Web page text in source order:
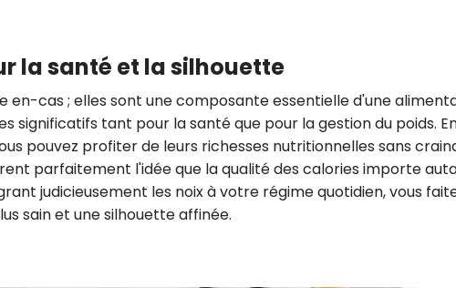
la santé et la silhouette
en-cas ; elles sont une composante essentielle d'une
significatifs tant pour la santé que pour la gestion du poids.
pouvez profiter de leurs richesses nutritionnelles sans
parfaitement l'idée que la qualité des calories importe
judicieusement les noix à votre régime quotidien, vous
sain et une silhouette affinée.